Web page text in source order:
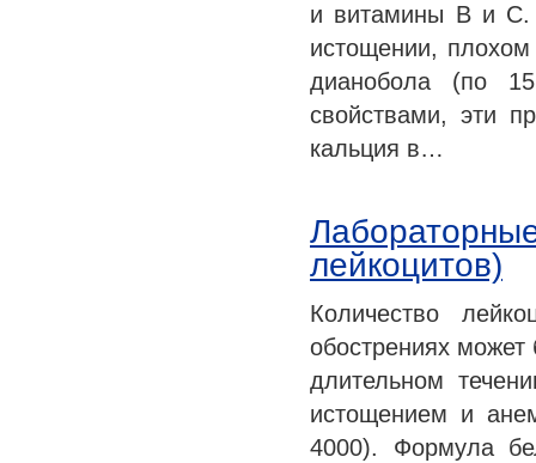
и витамины В и С.
истощении, плохом
дианобола (по
свойствами, эти
кальция в…
лейкоцитов)
Количество
обострениях
длительном
истощением и
4000). Формула